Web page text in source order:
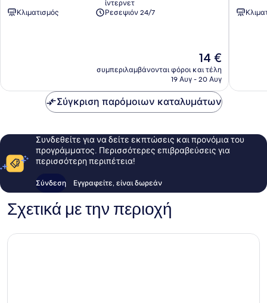
ίντερνετ
Κλιματισμός
Ρεσεψιόν 24/7
Η
τιμή
είναι
14 €
συμπεριλαμβάνονται φόροι και τέλη
19 Αυγ - 20 Αυγ
Σύγκριση παρόμοιων καταλυμάτων
Συνδεθείτε για να δείτε εκπτώσεις και προνόμια του
προγράμματος. Περισσότερες επιβραβεύσεις για
περισσότερη περιπέτεια!
Σύνδεση Εγγραφείτε, είναι δωρεάν
Σχετικά με την περιοχή